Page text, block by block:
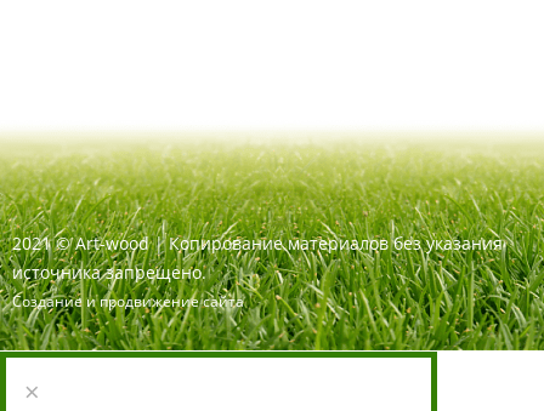
2021 ©Art-wood |Копирование материалов без указания
источника запрещено.
Создание и продвижение сайта
×